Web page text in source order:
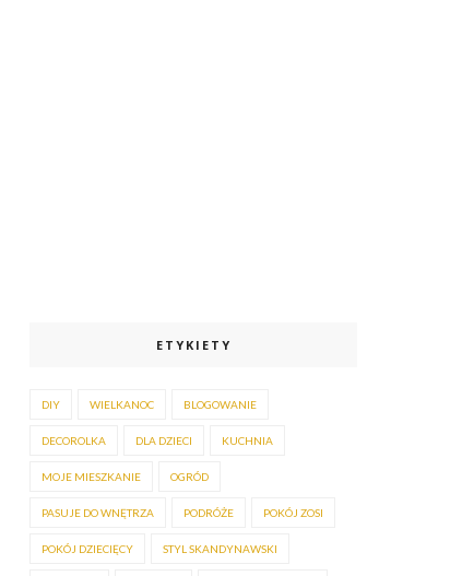
ETYKIETY
DIY WIELKANOC BLOGOWANIE
DECOROLKA DLA DZIECI KUCHNIA
MOJE MIESZKANIE OGRÓD
PASUJE DO WNĘTRZA PODRÓŻE POKÓJ ZOSI
POKÓJ DZIECIĘCY STYL SKANDYNAWSKI